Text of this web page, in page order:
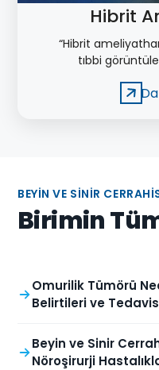
Hibrit
“Hibrit
tıbbi
konsept
BEYIN VE SINIR
Birimin
Omurilik Tümörü
Belirtileri ve
Beyin ve Sinir
Nöroşirurji